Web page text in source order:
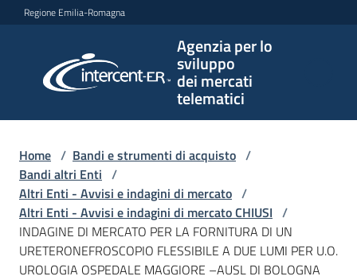
Vai al contenuto
Vai alla navigazione
Vai al footer
Regione Emilia-Romagna
Agenzia per lo
sviluppo
dei mercati
telematici
per lo
sviluppo
telematici
L'Agenzia
Home / Bandi e strumenti di acquisto /
Bandi altri Enti /
Altri Enti - Avvisi e indagini di mercato /
Altri Enti - Avvisi e indagini di mercato CHIUSI /
INDAGINE DI MERCATO PER LA FORNITURA DI UN
URETERONEFROSCOPIO FLESSIBILE A DUE LUMI PER U.O.
UROLOGIA OSPEDALE MAGGIORE –AUSL DI BOLOGNA